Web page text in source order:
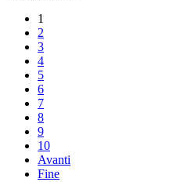
1
2
3
4
5
6
7
8
9
10
Avanti
Fine